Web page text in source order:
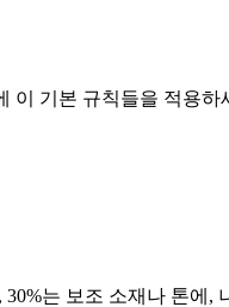
이 기본 규칙들을 적용하
는 보조 소재나 톤에,